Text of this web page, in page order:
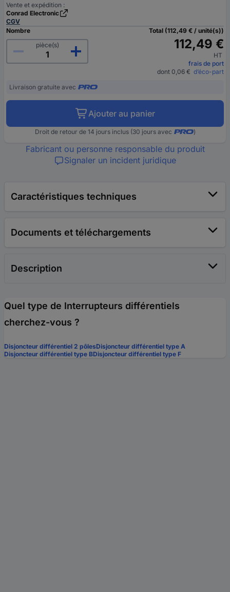
Vente et expédition :
Conrad Electronic
CGV
Nombre
pièce(s)
Total (112,49 € / unité(s))
112,49 €
HT
frais de port
dont 0,06 € d’éco-part
Livraison gratuite avec
Ajouter au panier
Droit de retour de 14 jours inclus (30 jours avec )
Fabricant ou personne responsable du produit
Signaler un incident juridique
Caractéristiques techniques
Documents et téléchargements
Description
Quel type de Interrupteurs différentiels
cherchez-vous ?
Disjoncteur différentiel 2 pôlesDisjoncteur différentiel type A
Disjoncteur différentiel type BDisjoncteur différentiel type F